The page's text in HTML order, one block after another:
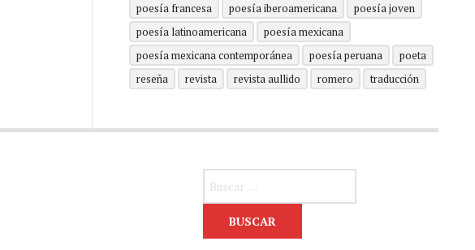
poesía francesa
poesía iberoamericana
poesía joven
poesía latinoamericana
poesía mexicana
poesía mexicana contemporánea
poesía peruana
poeta
reseña
revista revista aullido romero traducción